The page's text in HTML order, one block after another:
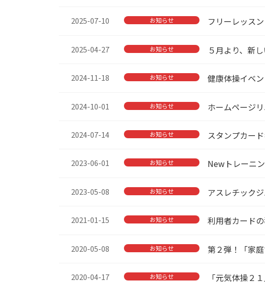
2025-07-10 お知らせ フリーレッス
2025-04-27 お知らせ ５月より、新
2024-11-18 お知らせ 健康体操イベ
2024-10-01 お知らせ ホームページ
2024-07-14 お知らせ スタンプカー
2023-06-01 お知らせ Newトレーニ
2023-05-08 お知らせ アスレチック
2021-01-15 お知らせ 利用者カード
2020-05-08 お知らせ 第２弾！「家
2020-04-17 お知らせ 「元気体操２